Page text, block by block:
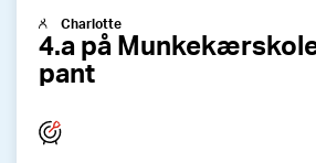
Charlotte
4.a på
pant